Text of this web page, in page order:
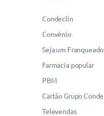
Condeclin
Convênio
Seja um Franqueado
Farmacia popular
PBM
Cartão Grupo Conde
Televendas